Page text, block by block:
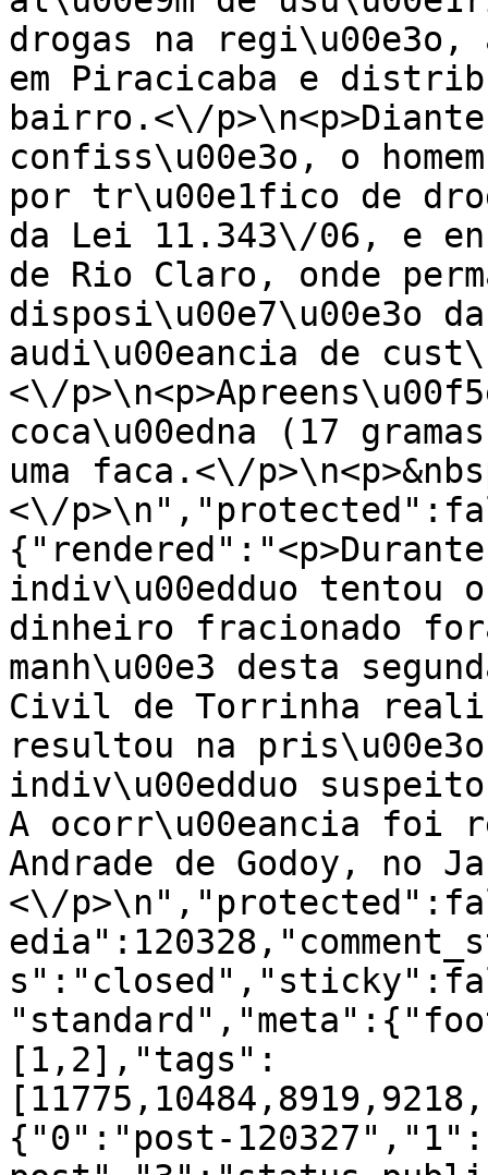
drogas na
em Piracicaba e
bairro.<\/
confiss\u00e3o, o
por tr\u00e1fico de
da Lei 11.343\/06, e
de Rio Claro, onde
disposi\u00e7\u00e3o
audi\u00eancia de
<\/
coca\u00edna (17
uma faca.<\/
<\/
indiv\u00edduo tentou
dinheiro fracionado
manh\u00e3 desta
Civil de Torrinha
resultou na
indiv\u00edduo
A ocorr\u00eancia foi
Andrade de Godoy, no
<\/
[1,2],"tags":
{"0":"post-